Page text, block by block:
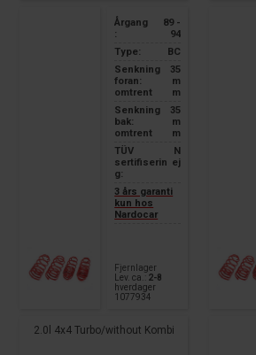
Årgang
:
89 -
94
Type:
BC
Senkning
foran:
omtrent
35
m
m
Senkning
bak:
omtrent
35
m
m
TÜV
sertifiserin
g:
N
ej
3 års garanti
kun hos
Nardocar
Fjernlager
Lev. ca.: 2-8
hverdager
1077934
2.0l 4x4 Turbo/without Kombi